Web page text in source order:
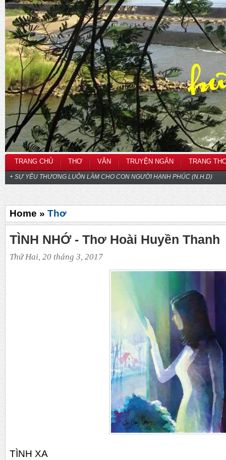
TRANG CHỦ THƠ VĂN TRUYỆN NGẮN TRANG
+ SỰ YÊU THƯƠNG LUÔN LÀM CHO CON NGƯỜI HẠNH PHÚC (N.H.D)
Home » Thơ
TÌNH NHỚ - Thơ Hoài Huyền Thanh
Thứ Hai, 20 tháng 3, 2017
TÌNH XA